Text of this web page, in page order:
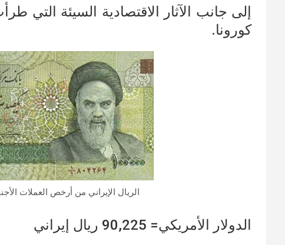
إلى جانب الآثار الاقتصادية السيئة
كورونا.
الريال الإيراني من أرخص العملات
الدولار الأمريكي= 90,225 ريال إيراني